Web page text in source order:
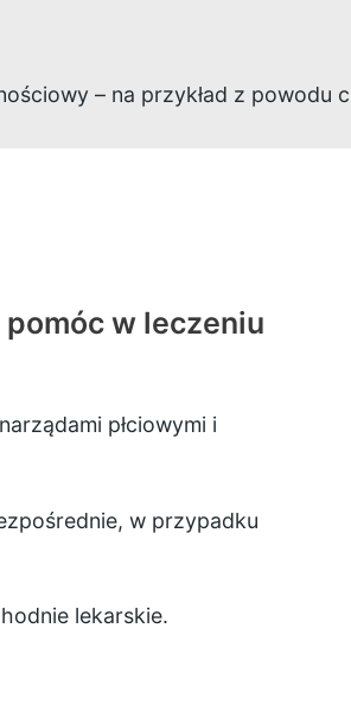
– na przykład z powodu
w leczeniu
płciowymi i
w przypadku
lekarskie.